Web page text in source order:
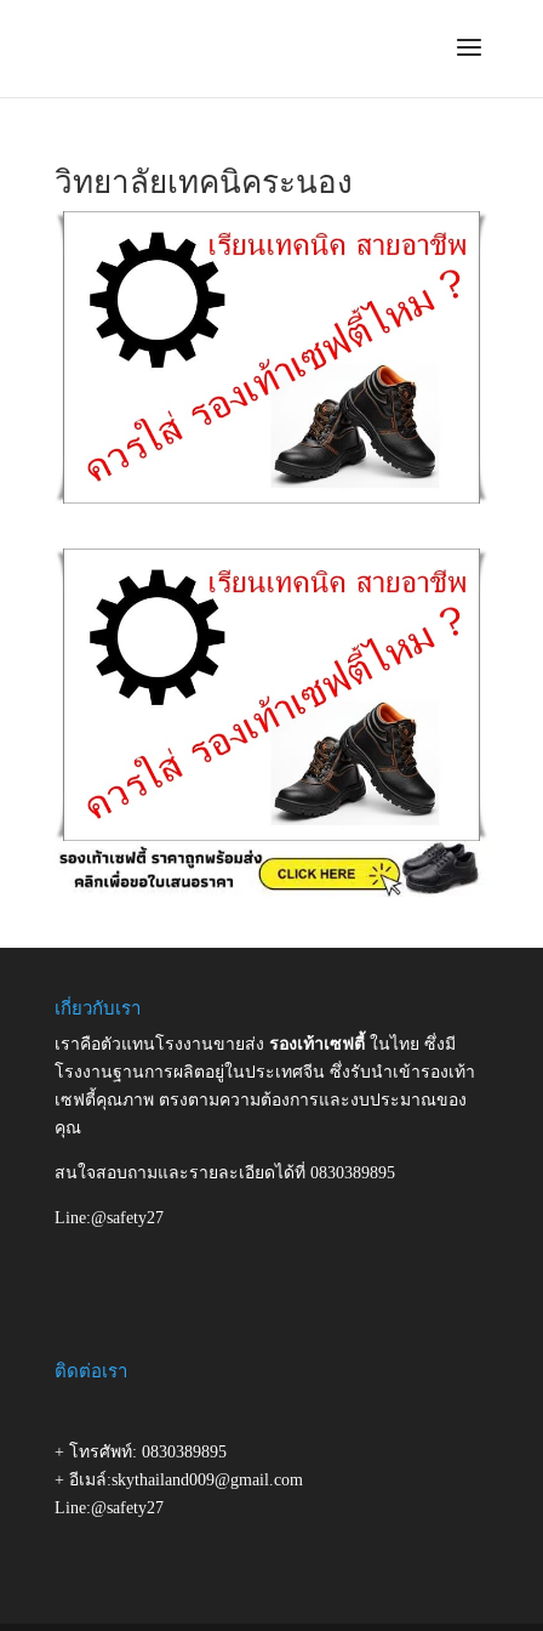
วิทยาลัยเทคนิคระนอง
เกี่ยวกับเรา
เราคือตัวแทนโรงงานขายส่ง รองเท้าเซฟตี้ ในไทย ซึ่งมี
โรงงานฐานการผลิตอยู่ในประเทศจีน ซึ่งรับนำเข้ารองเท้า
เซฟตี้คุณภาพ ตรงตามความต้องการและงบประมาณของ
คุณ
สนใจสอบถามและรายละเอียดได้ที่ 0830389895
Line:@safety27
ติดต่อเรา
+ โทรศัพท์: 0830389895
+ อีเมล์:skythailand009@gmail.com
Line:@safety27